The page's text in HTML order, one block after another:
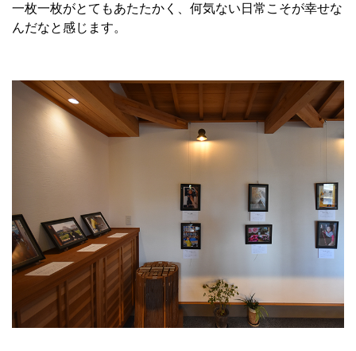
一枚一枚がとてもあたたかく、何気ない日常こそが幸せな
んだなと感じます。